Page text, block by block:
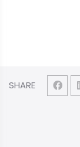
SHARE